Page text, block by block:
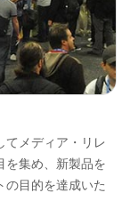
メディア・リレ
を集め、新製品を
の目的を達成いた